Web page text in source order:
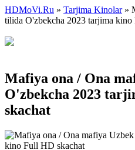
HDMoVi.Ru » Tarjima Kinolar»
tilida O'zbekcha 2023 tarjima
Mafiya ona / Ona
O'zbekcha 2023
skachat